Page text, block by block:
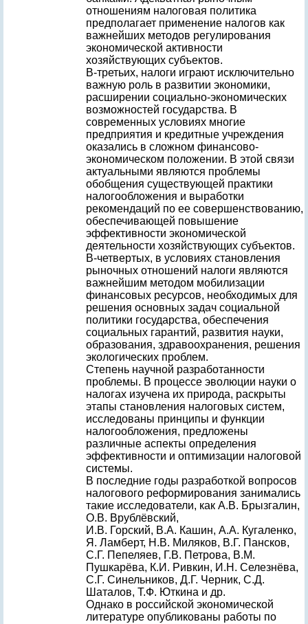
отношениям налоговая политика
предполагает применение налогов как
важнейших методов регулирования
экономической активности
хозяйствующих субъектов.
В-третьих, налоги играют исключительно
важную роль в развитии экономики,
расширении социально-экономических
возможностей государства. В
современных условиях многие
предприятия и кредитные учреждения
оказались в сложном финансово-
экономическом положении. В этой связи
актуальными являются проблемы
обобщения существующей практики
налогообложения и выработки
рекомендаций по ее совершенствованию,
обеспечивающей повышение
эффективности экономической
деятельности хозяйствующих субъектов.
В-четвертых, в условиях становления
рыночных отношений налоги являются
важнейшим методом мобилизации
финансовых ресурсов, необходимых для
решения основных задач социальной
политики государства, обеспечения
социальных гарантий, развития науки,
образования, здравоохранения, решения
экологических проблем.
Степень научной разработанности
проблемы. В процессе эволюции науки о
налогах изучена их природа, раскрыты
этапы становления налоговых систем,
исследованы принципы и функции
налогообложения, предложены
различные аспекты определения
эффективности и оптимизации налоговой
системы.
В последние годы разработкой вопросов
налогового реформирования занимались
такие исследователи, как А.В. Брызгалин,
О.В. Врублёвский,
И.В. Горский, В.А. Кашин, А.А. Кугаленко,
Я. Ламберт, Н.В. Миляков, В.Г. Пансков,
С.Г. Пепеляев, Г.В. Петрова, В.М.
Пушкарёва, К.И. Ривкин, И.Н. Селезнёва,
С.Г. Синельников, Д.Г. Черник, С.Д.
Шаталов, Т.Ф. Юткина и др.
Однако в российской экономической
литературе опубликованы работы по